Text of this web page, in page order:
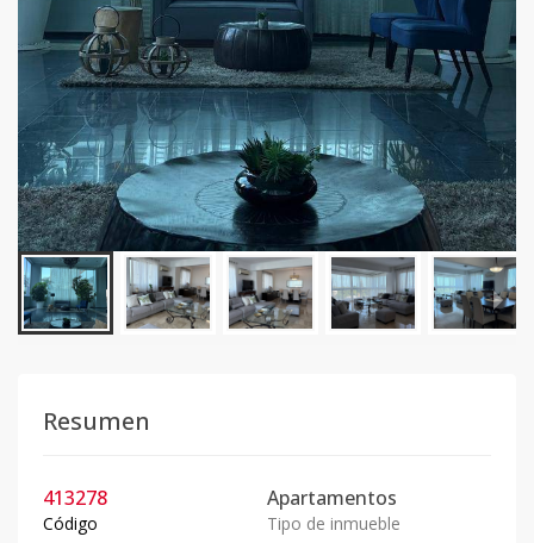
Resumen
413278
Código
Apartamentos
Tipo de inmueble